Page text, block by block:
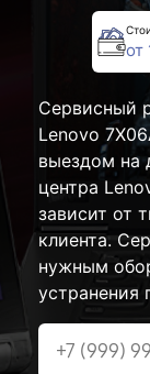
от
Сервисный
Lenovo
выездом на
центра
зависит от
клиента.
нужным
устранения